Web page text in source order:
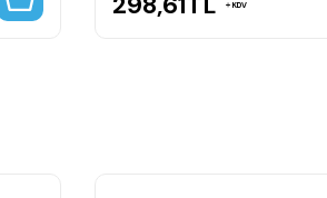
KDV